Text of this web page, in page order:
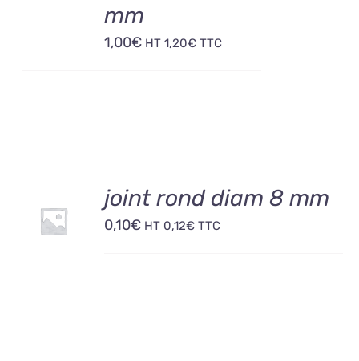
mm
1,00€ HT1,20€ TTC
AU
PANIER
joint rond diam 8 mm
0,10€ HT 0,12€ TTC